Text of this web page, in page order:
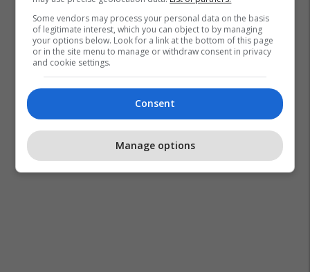
Some vendors may process your personal data on the basis
of legitimate interest, which you can object to by managing
your options below. Look for a link at the bottom of this page
or in the site menu to manage or withdraw consent in privacy
and cookie settings.
Consent
Manage options